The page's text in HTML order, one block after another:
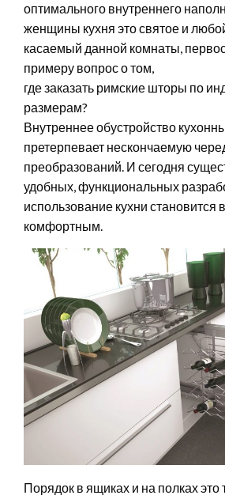
оптимального внутреннего
женщины кухня это святое и
касаемый данной комнаты,
примеру вопрос о том,
где заказать римские шторы по
размерам?
Внутреннее обустройство
претерпевает нескончаемую
преобразований. И сегодня
удобных, функциональных
использование кухни становится
комфортным.
Порядок в ящиках и на полках это